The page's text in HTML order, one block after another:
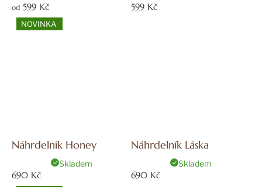
od 599 Kč 599 Kč
NOVINKA
Náhrdelník Honey
Skladem
690 Kč
Náhrdelník Láska
Skladem
690 Kč